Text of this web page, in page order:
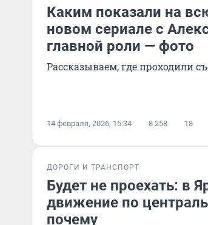
Каким показали на
новом сериале с
главной роли — фото
Рассказываем, где проходили
14 февраля, 2026, 15:34 8 258 18
ДОРОГИ И ТРАНСПОРТ
Будет не проехать: в
движение по
почему